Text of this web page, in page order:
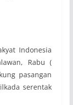
Indonesia
Rabu (
pasangan
serentak